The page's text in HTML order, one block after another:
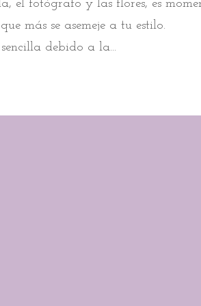
el fotógrafo y las flores, es
más se asemeje a tu estilo.
debido a la...